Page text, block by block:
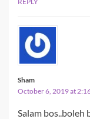
Sham
October 6, 2019 at
Salam bos..boleh